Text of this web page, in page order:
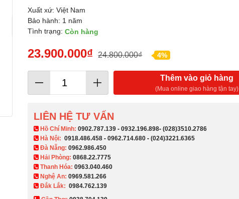
Xuất xứ: Việt Nam
Bảo hành: 1 năm
Tình trạng:Còn hàng
23.900.000₫ 24.800.000₫ 4%
Thêm vào giỏ hàng
(Mua online giao hàng tận tay)
LIÊN HỆ TƯ VẤN
​ Hồ Chí Minh:0902.787.139 -0932.196.898-(028)3510.2786
Hà Nội:0918.486.458 -0962.714.680 -(024)3221.6365
Đà Nẵng:0962.986.450
Hải Phòng:0868.22.7775
Thanh Hóa:0963.040.460
Nghệ An:0969.581.266
Đắk Lắk: 0984.762.139